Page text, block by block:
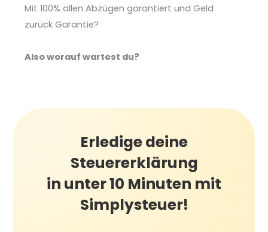
Mit 100% allen Abzügen garantiert und Geld
zurück Garantie?
Also worauf wartest du?
Erledige deine
Steuererklärung
in unter 10 Minuten mit
Simplysteuer!